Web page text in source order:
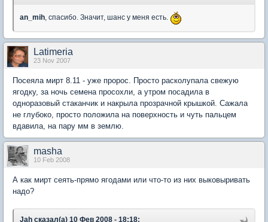
an_mih, спасибо. Значит, шанс у меня есть.
Latimeria
23 Nov 2007
Посеяла мирт 8.11 - уже пророс. Просто расколупала свежую
ягодку, за ночь семена просохли, а утром посадила в
одноразовый стаканчик и накрыла прозрачной крышкой. Сажала
не глубоко, просто положила на поверхность и чуть пальцем
вдавила, на пару мм в землю.
masha
10 Feb 2008
А как мирт сеять-прямо ягодами или что-то из них выковыривать
надо?
Jah сказал(а) 10 Фев 2008 - 18:18: